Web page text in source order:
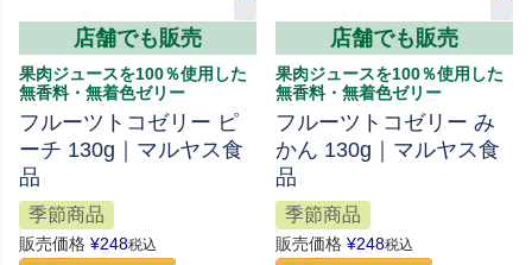
店舗でも販売
果肉ジュースを100％使用した
無香料・無着色ゼリー
フルーツトコゼリー ピ
ーチ 130g｜マルヤス食
品
季節商品
販売価格 ¥248税込
店舗でも販売
果肉ジュースを100％使用した
無香料・無着色ゼリー
フルーツトコゼリー み
かん 130g｜マルヤス食
品
季節商品
販売価格 ¥248税込